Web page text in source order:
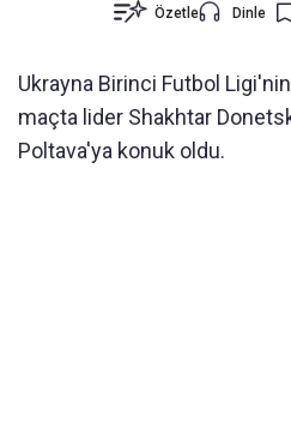
Özetle Dinle
Ukrayna Birinci Futbol
maçta lider Shakhtar
Poltava'ya konuk oldu.